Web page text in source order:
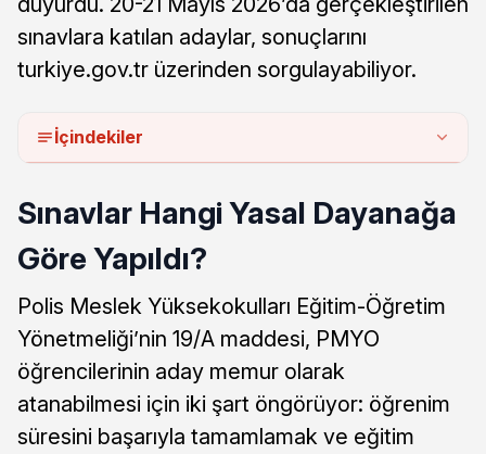
sınavlara katılan adaylar, sonuçlarını
turkiye.gov.tr üzerinden sorgulayabiliyor.
İçindekiler
Sınavlar Hangi Yasal Dayanağa
Göre Yapıldı?
Polis Meslek Yüksekokulları Eğitim-Öğretim
Yönetmeliği’nin 19/A maddesi, PMYO
öğrencilerinin aday memur olarak
atanabilmesi için iki şart öngörüyor: öğrenim
süresini başarıyla tamamlamak ve eğitim